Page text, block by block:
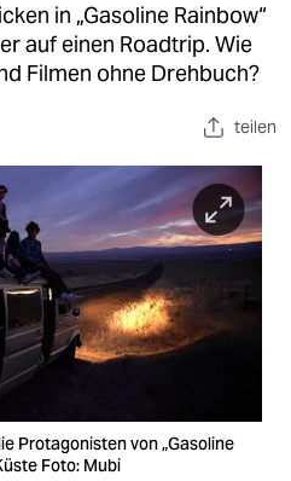
in „Gasoline Rainbow“
auf einen Roadtrip. Wie
Filmen ohne Drehbuch?
teilen
Protagonisten von „Gasoline
Foto: Mubi